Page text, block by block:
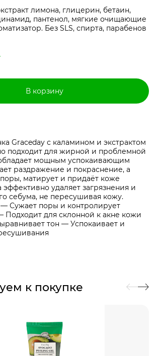
лимона, глицерин, бетаин,
пантенол, мягкие очищающие
Без SLS, спирта, парабенов
В корзину
Graceday с каламином и экстрактом
подходит для жирной и проблемной
мощным успокаивающим
раздражение и покраснение, а
матирует и придаёт коже
удаляет загрязнения и
себума, не пересушивая кожу.
Сужает поры и контролирует
для склонной к акне кожи
тон — Успокаивает и
к покупке